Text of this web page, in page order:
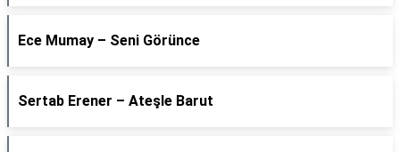
Ece Mumay – Seni Görünce
Sertab Erener – Ateşle Barut